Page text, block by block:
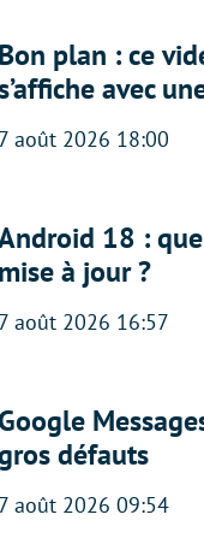
Bon plan : ce
avec
7 août 2026 18:00
18 :
mise à jour ?
7 août 2026 16:57
Google
défauts
7 août 2026 09:54